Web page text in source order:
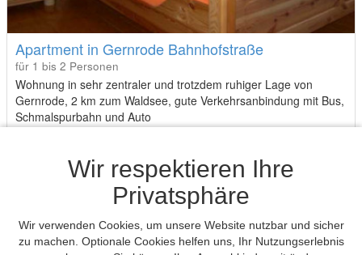
Wir respektieren Ihre
Privatsphäre
Wir verwenden Cookies, um unsere Website nutzbar und sicher
zu machen. Optionale Cookies helfen uns, Ihr Nutzungserlebnis
Apartment in Gernrode Bahnhofstraße
für 1 bis 2 Personen
Wohnung in sehr zentraler und trotzdem ruhiger Lage von
Gernrode, 2 km zum Waldsee, gute Verkehrsanbindung mit Bus,
Schmalspurbahn und Auto
Antwortrate: 89%
Durchschn. Antwortzeit: 1 Tag
Mehrfach Buchungen als Gastgeber
von 50,- €
pro Nacht